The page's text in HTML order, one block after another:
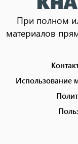
При полном
материалов
menu
Использование